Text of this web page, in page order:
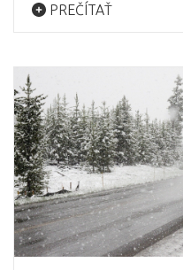
PREČÍTAŤ